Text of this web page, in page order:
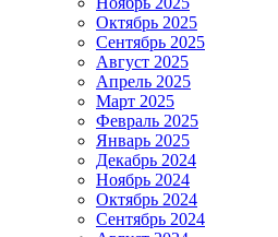
Октябрь 2025
Сентябрь 2025
Август 2025
Апрель 2025
Март 2025
Февраль 2025
Январь 2025
Декабрь 2024
Ноябрь 2024
Октябрь 2024
Сентябрь 2024